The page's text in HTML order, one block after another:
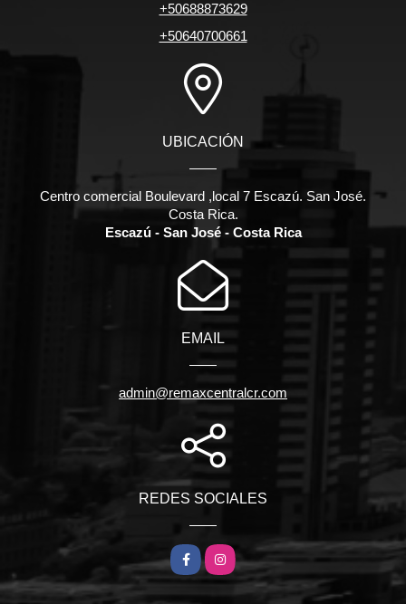
+50688873629
+50640700661
UBICACIÓN
Centro comercial Boulevard ,local 7 Escazú. San José.
Costa Rica.
Escazú - San José - Costa Rica
EMAIL
admin@remaxcentralcr.com
REDES SOCIALES
FacebookInstagram